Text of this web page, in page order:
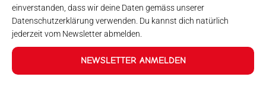
einverstanden, dass wir deine Daten gemäss unserer
Datenschutzerklärung verwenden. Du kannst dich natürlich
jederzeit vom Newsletter abmelden.
NEWSLETTER ANMELDEN